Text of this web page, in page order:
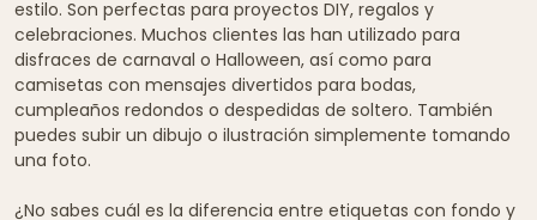
estilo. Son perfectas para proyectos DIY, regalos y
celebraciones. Muchos clientes las han utilizado para
disfraces de carnaval o Halloween, así como para
camisetas con mensajes divertidos para bodas,
cumpleaños redondos o despedidas de soltero. También
puedes subir un dibujo o ilustración simplemente tomando
una foto.
¿No sabes cuál es la diferencia entre etiquetas con fondo y